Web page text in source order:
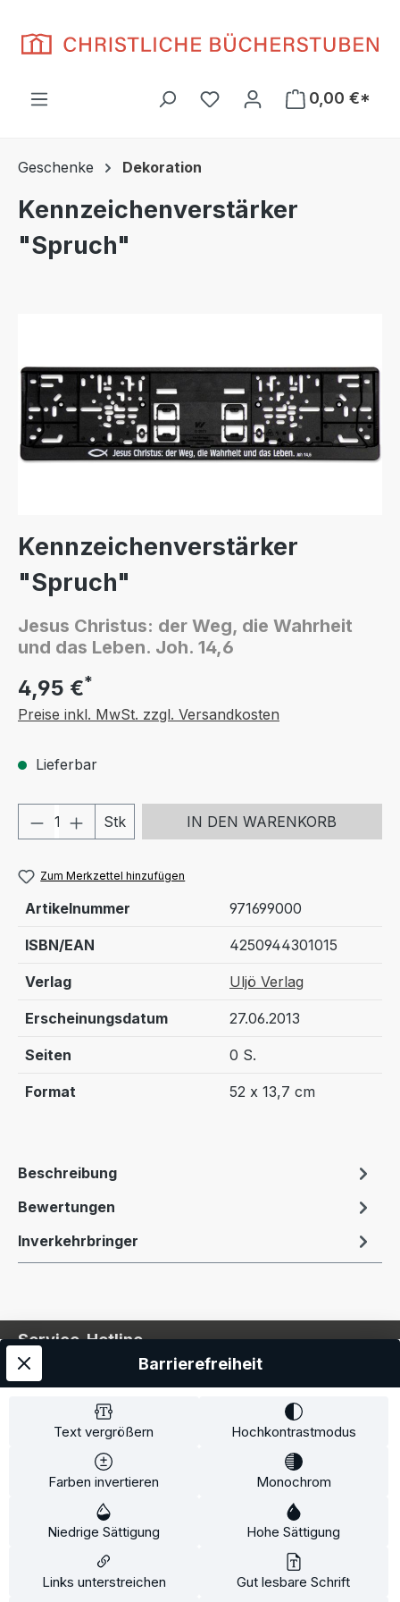
Du hast 0 Produkte auf
0,00 €*
Geschenke Dekoration
Kennzeichenverstärker
"Spruch"
Kennzeichenverstärker
"Spruch"
Jesus Christus: der Weg, die Wahrheit
und das Leben. Joh. 14,6
4,95 €*
Preise inkl. MwSt. zzgl. Versandkosten
Lieferbar
Produkt Anzahl: Gib den
Stk IN DEN WARENKORB
Zum Merkzettel hinzufügen
Artikelnummer 971699000
ISBN/EAN 4250944301015
Verlag Uljö Verlag
Erscheinungsdatum 27.06.2013
Seiten 0 S.
Format 52 x 13,7 cm
Beschreibung
Bewertungen
Inverkehrbringer
Service-Hotline
Service
Information
* Alle Preise inkl. gesetzl. Mehrwertsteuer zzgl.
und ggf. Nachnahmegebühren, wenn
Text vergrößern Hochkontrastmodus
Farben invertieren Monochrom
Niedrige Sättigung Hohe Sättigung
Links unterstreichen Gut lesbare Schrift
Barrierefreiheit